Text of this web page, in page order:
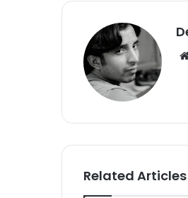
Related Articles